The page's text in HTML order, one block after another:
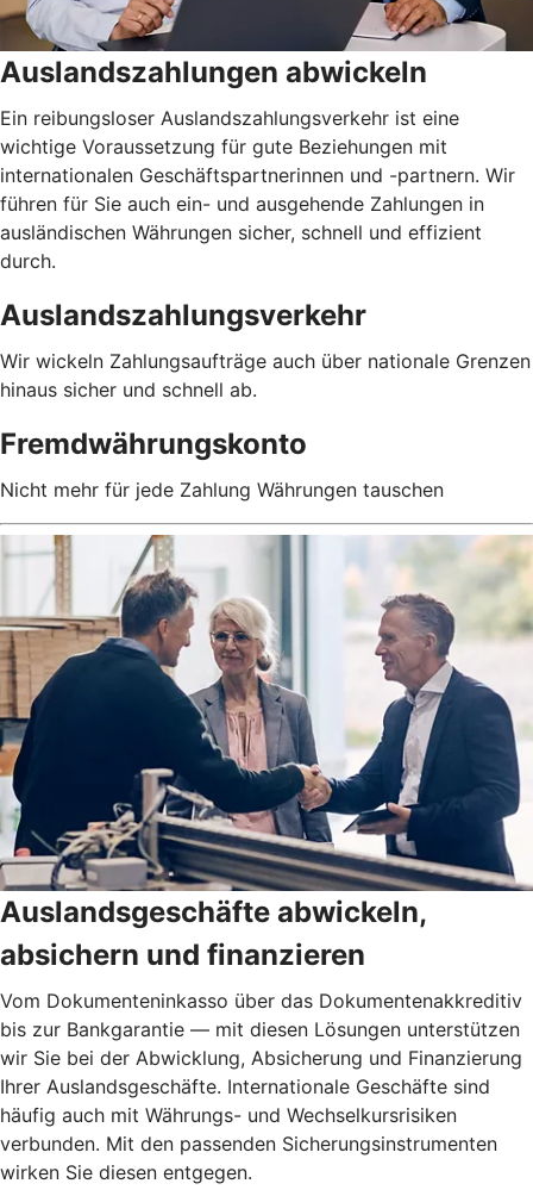
Auslandszahlungen abwickeln
Ein reibungsloser Auslandszahlungsverkehr ist eine
wichtige Voraussetzung für gute Beziehungen mit
internationalen Geschäftspartnerinnen und -partnern. Wir
führen für Sie auch ein- und ausgehende Zahlungen in
ausländischen Währungen sicher, schnell und effizient
durch.
Auslandszahlungsverkehr
Wir wickeln Zahlungsaufträge auch über nationale Grenzen
hinaus sicher und schnell ab.
Fremdwährungskonto
Nicht mehr für jede Zahlung Währungen tauschen
Auslandsgeschäfte abwickeln,
absichern und finanzieren
Vom Dokumenteninkasso über das Dokumentenakkreditiv
bis zur Bankgarantie — mit diesen Lösungen unterstützen
wir Sie bei der Abwicklung, Absicherung und Finanzierung
Ihrer Auslandsgeschäfte. Internationale Geschäfte sind
häufig auch mit Währungs- und Wechselkursrisiken
verbunden. Mit den passenden Sicherungsinstrumenten
wirken Sie diesen entgegen.